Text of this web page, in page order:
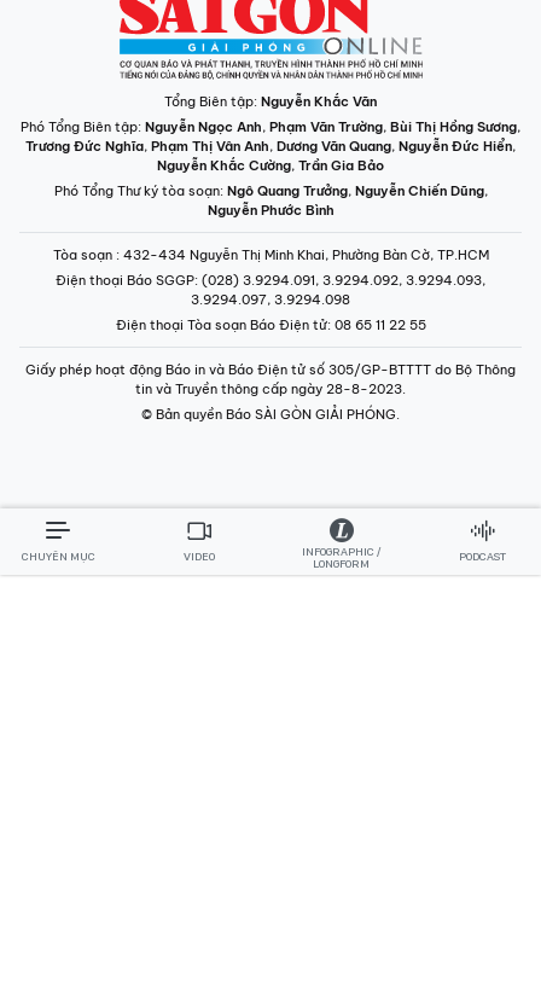
Tổng Biên tập: Nguyễn Khắc Văn
Phó Tổng Biên tập: Nguyễn Ngọc Anh, Phạm Văn Trường, Bùi Thị Hồng Sương,
Trương Đức Nghĩa, Phạm Thị Vân Anh, Dương Văn Quang, Nguyễn Đức Hiển,
Nguyễn Khắc Cường, Trần Gia Bảo
Phó Tổng Thư ký tòa soạn: Ngô Quang Trưởng, Nguyễn Chiến Dũng,
Nguyễn Phước Bình
Tòa soạn : 432-434 Nguyễn Thị Minh Khai, Phường Bàn Cờ, TP.HCM
Điện thoại Báo SGGP: (028) 3.9294.091, 3.9294.092, 3.9294.093,
3.9294.097, 3.9294.098
Điện thoại Tòa soạn Báo Điện tử: 08 65 11 22 55
Giấy phép hoạt động Báo in và Báo Điện tử số 305/GP-BTTTT do Bộ Thông
tin và Truyền thông cấp ngày 28-8-2023.
© Bản quyền Báo SÀI GÒN GIẢI PHÓNG.
CHUYÊN MỤC VIDEO
INFOGRAPHIC /
LONGFORM
PODCAST